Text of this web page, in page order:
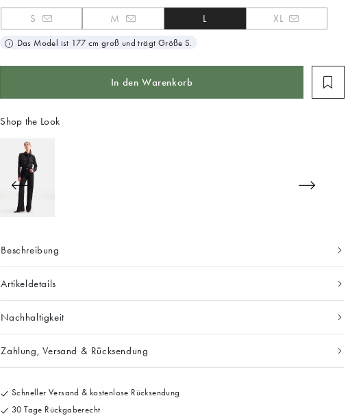
S M L XL
Das Model ist 177 cm groß und trägt Größe S.
In den Warenkorb
Shop the Look
Beschreibung
Artikeldetails
Nachhaltigkeit
Zahlung, Versand & Rücksendung
Schneller Versand & kostenlose Rücksendung
30 Tage Rückgaberecht